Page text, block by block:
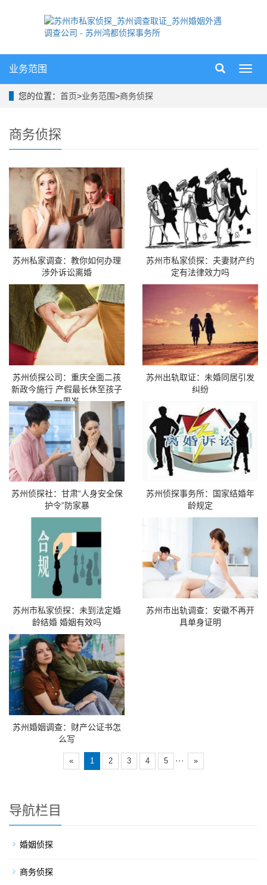
导
业务范围
您的位置： 首页>业务范围>商务侦探
商务侦探
苏州私家调查：教你如何办理
涉外诉讼离婚
苏州市私家侦探：夫妻财产约
定有法律效力吗
苏州侦探公司：重庆全面二孩
新政今施行 产假最长休至孩子
一周岁
苏州出轨取证：未婚同居引发
纠纷
苏州侦探社：甘肃“人身安全保
护令”防家暴
苏州侦探事务所：国家结婚年
龄规定
苏州市私家侦探：未到法定婚
龄结婚 婚姻有效吗
苏州市出轨调查：安徽不再开
具单身证明
苏州婚姻调查：财产公证书怎
么写
« 1 2 3 4 5 ··· »
导航栏目
婚姻侦探
商务侦探